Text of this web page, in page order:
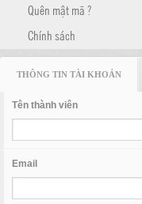
Quên mật mã ?
Chính sách
THÔNG TIN TÀI KHOẢN
Tên thành viên
Email